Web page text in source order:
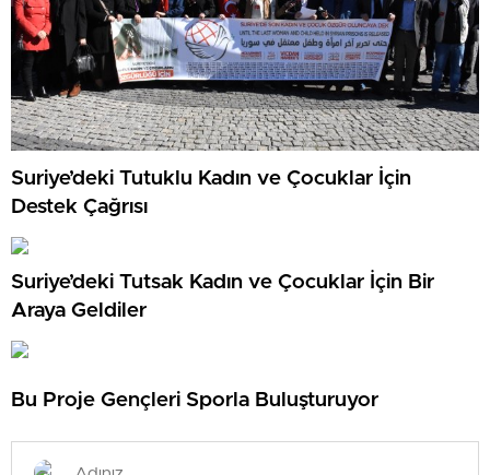
Suriye’deki Tutuklu Kadın ve Çocuklar İçin
Destek Çağrısı
Suriye’deki Tutsak Kadın ve Çocuklar İçin Bir
Araya Geldiler
Bu Proje Gençleri Sporla Buluşturuyor